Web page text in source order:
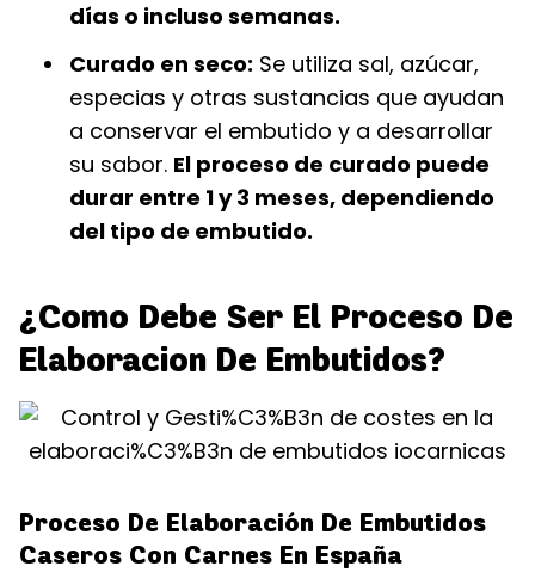
días o incluso semanas.
Curado en seco: Se utiliza sal, azúcar,
especias y otras sustancias que ayudan
a conservar el embutido y a desarrollar
su sabor. El proceso de curado puede
durar entre 1 y 3 meses, dependiendo
del tipo de embutido.
¿Como Debe Ser El Proceso De
Elaboracion De Embutidos?
Proceso De Elaboración De Embutidos
Caseros Con Carnes En España